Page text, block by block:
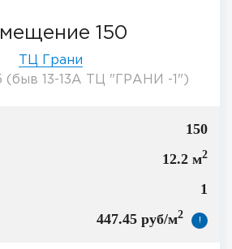
150
ТЦ Грани
(быв 13-13А ТЦ "ГРАНИ -1")
150
12.2 м2
1
447.45 руб/м2 !